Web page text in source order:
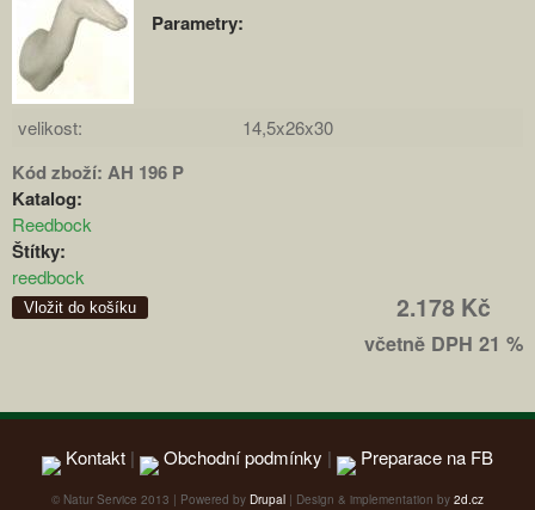
Parametry:
velikost: 14,5x26x30
Kód zboží: AH 196 P
Katalog:
Reedbock
Štítky:
reedbock
2.178 Kč
včetně DPH 21 %
Kontakt | Obchodní podmínky | Preparace na FB
© Natur Service 2013 | Powered by Drupal | Design & implementation by 2d.cz